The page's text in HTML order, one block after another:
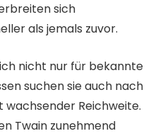
sich
als jemals zuvor.
nicht nur für bekannte
suchen sie auch nach
Reichweite.
Twain zunehmend